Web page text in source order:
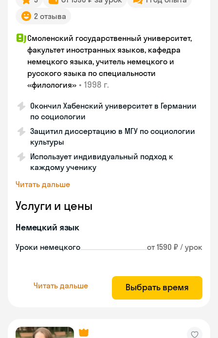
2 отзыва
Смоленский государственный университет,
факультет иностранных языков, кафедра
немецкого языка, учитель немецкого и
русского языка по специальности
«филология» • 1998 г.
Окончил Хабенский университет в Германии
по социологии
Защитил диссертацию в МГУ по социологии
культуры
Использует индивидуальный подход к
каждому ученику
Читать дальше
Услуги и цены
Немецкий язык
Уроки немецкого от 1590 ₽ / урок
Читать дальше Выбрать время